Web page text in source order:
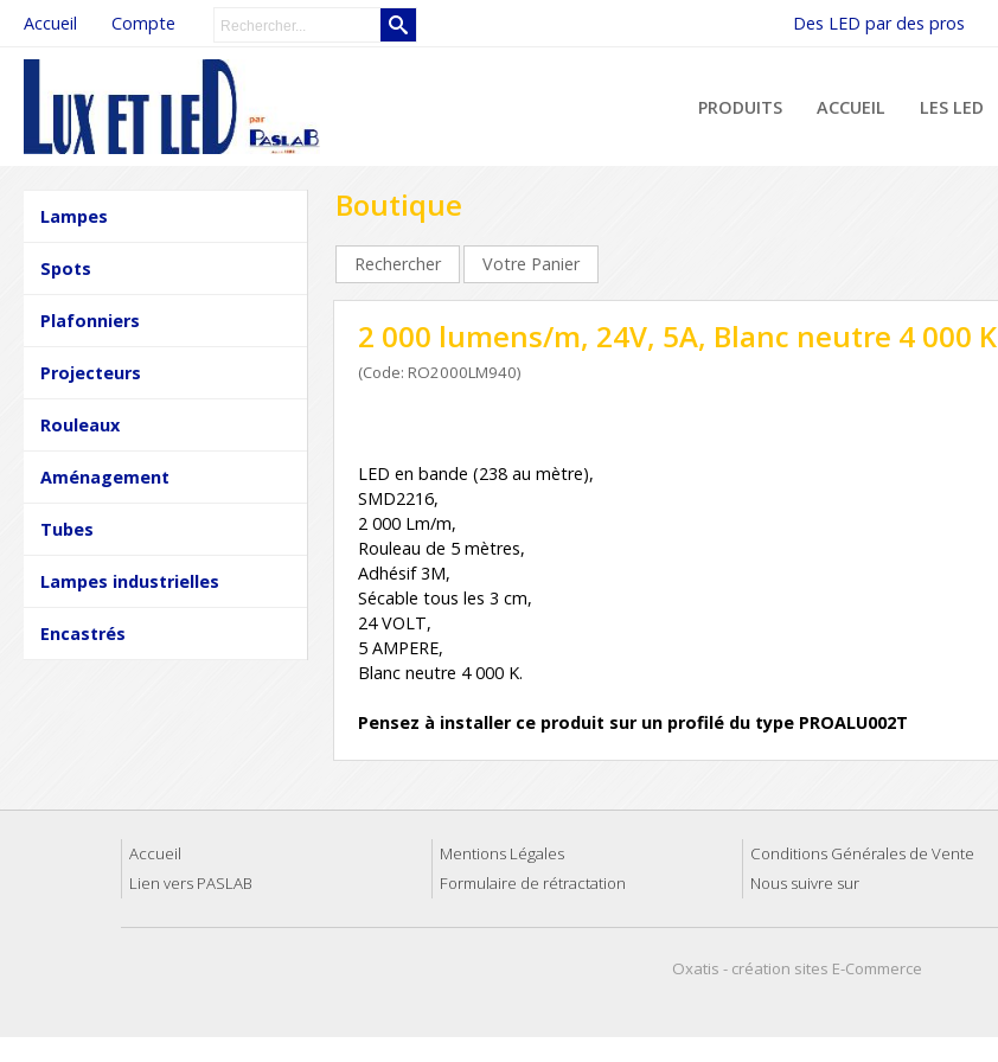
Accueil Compte Des LED par des pros
PRODUITS ACCUEIL LES LED
Lampes
Spots
Plafonniers
Projecteurs
Rouleaux
Aménagement
Tubes
Lampes industrielles
Encastrés
Boutique
Rechercher Votre Panier
2 000 lumens/m, 24V, 5A, Blanc neutre 4 000 K
(Code: RO2000LM940)
LED en bande (238 au mètre),
SMD2216,
2 000 Lm/m,
Rouleau de 5 mètres,
Adhésif 3M,
Sécable tous les 3 cm,
24 VOLT,
5 AMPERE,
Blanc neutre 4 000 K.
Pensez à installer ce produit sur un profilé du type PROALU002T
Accueil Mentions Légales Conditions Générales de Vente
Lien vers PASLAB
Formulaire de rétractation Nous suivre sur
Oxatis - création sites E-Commerce